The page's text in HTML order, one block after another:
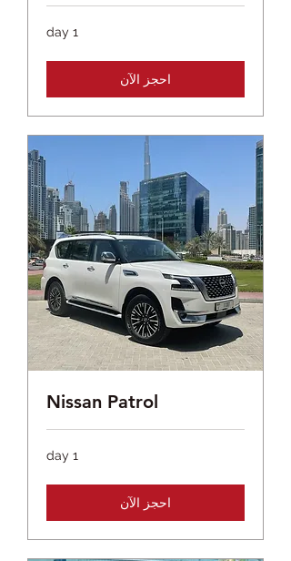
1 day
احجز الآن
Nissan Patrol
1 day
احجز الآن